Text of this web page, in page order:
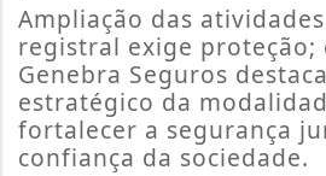
Ampliação das
registral exige proteção;
Genebra Seguros
estratégico da
fortalecer a segurança
confiança da sociedade.